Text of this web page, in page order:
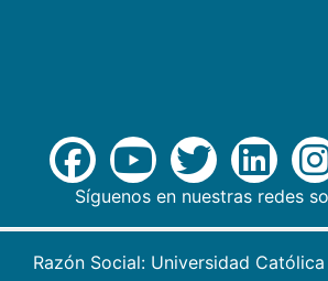
Síguenos en nuestras redes
Razón Social: Universidad